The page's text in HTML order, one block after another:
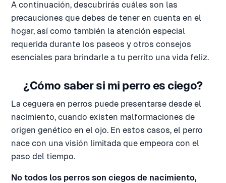
A continuación, descubrirás cuáles son las
precauciones que debes de tener en cuenta en el
hogar, así como también la atención especial
requerida durante los paseos y otros consejos
esenciales para brindarle a tu perrito una vida feliz.
¿Cómo saber si mi perro es ciego?
La ceguera en perros puede presentarse desde el
nacimiento, cuando existen malformaciones de
origen genético en el ojo. En estos casos, el perro
nace con una visión limitada que empeora con el
paso del tiempo.
No todos los perros son ciegos de nacimiento,